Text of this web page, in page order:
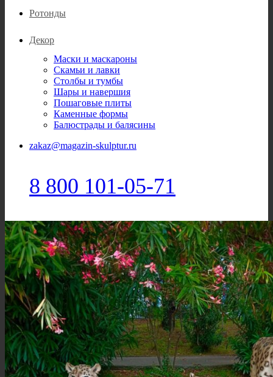
Ротонды
Декор
Маски и маскароны
Скамьи и лавки
Столбы и тумбы
Шары и навершия
Пошаговые плиты
Каменные формы
Балюстрады и балясины
zakaz@magazin-skulptur.ru
8 800 101-05-71